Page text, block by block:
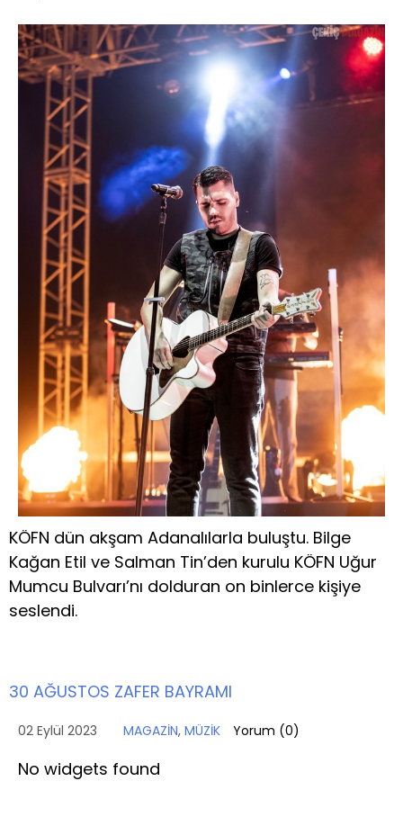
KÖFN dün akşam Adanalılarla buluştu. Bilge
Kağan Etil ve Salman Tin’den kurulu KÖFN Uğur
Mumcu Bulvarı’nı dolduran on binlerce kişiye
seslendi.
30 AĞUSTOS ZAFER BAYRAMI
02 Eylül 2023 MAGAZİN, MÜZİK Yorum (0)
No widgets found